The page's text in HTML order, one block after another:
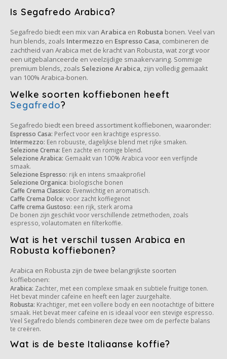
Jacobs
Joerges Gorilla
Käfer
Kimbo
La Brasiliana
Lavazza
Lazarro
Lucaffé
Mauro Caffe
Melitta
Miko
Minges
Is Segafredo Arabica?
Segafredo biedt een mix van Arabica en Robusta bonen. Veel van
hun blends, zoals Intermezzo en Espresso Casa, combineren de
zachtheid van Arabica met de kracht van Robusta, wat zorgt voor
een uitgebalanceerde en veelzijdige smaakervaring. Sommige
premium blends, zoals Selezione Arabica, zijn volledig gemaakt
van 100% Arabica-bonen.
Welke soorten koffiebonen heeft
Segafredo?
Segafredo biedt een breed assortiment koffiebonen, waaronder:
Espresso Casa: Perfect voor een krachtige espresso.
Intermezzo: Een robuuste, dagelijkse blend met rijke smaken.
Selezione Crema: Een zachte en romige blend.
Selezione Arabica: Gemaakt van 100% Arabica voor een verfijnde
smaak.
Selezione Espresso: rijk en intens smaakprofiel
Selezione Organica: biologische bonen
Caffe Crema Classico: Evenwichtig en aromatisch.
Caffe Crema Dolce: voor zacht koffiegenot
Caffe crema Gustoso: een rijk, sterk aroma
De bonen zijn geschikt voor verschillende zetmethoden, zoals
espresso, volautomaten en filterkoffie.
Wat is het verschil tussen Arabica en
Robusta koffiebonen?
Arabica en Robusta zijn de twee belangrijkste soorten
koffiebonen:
Arabica: Zachter, met een complexe smaak en subtiele fruitige tonen.
Het bevat minder cafeïne en heeft een lager zuurgehalte.
Robusta: Krachtiger, met een vollere body en een nootachtige of bittere
smaak. Het bevat meer cafeïne en is ideaal voor een stevige espresso.
Veel Segafredo blends combineren deze twee om de perfecte balans
te creëren.
Wat is de beste Italiaanse koffie?